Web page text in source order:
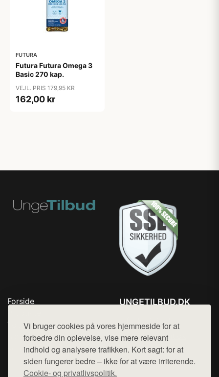
Vi bruger cookies på vores hjemmeside for at
forbedre din oplevelse, vise mere relevant
indhold og analysere trafikken. Kort sagt: for at
siden fungerer bedre – ikke for at være irriterende.
Cookie- og privatlivspolitik.
FUTURA
Futura Futura Omega 3
Basic 270 kap.
VEJL. PRIS 179,95 KR
162,00 kr
Forside
Top Rabatter
Blog
Kontakt
UNGETILBUD.DK
Mail: hej@want.dk
Cookie- og privatlivspolitik